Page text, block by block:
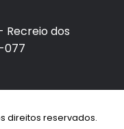
Recreio dos
077
direitos reservados.